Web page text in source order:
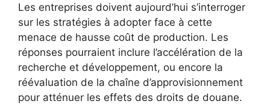
Les entreprises doivent aujourd’hui s’interroger
sur les stratégies à adopter face à cette
menace de hausse coût de production. Les
réponses pourraient inclure l’accélération de la
recherche et développement, ou encore la
réévaluation de la chaîne d’approvisionnement
pour atténuer les effets des droits de douane.